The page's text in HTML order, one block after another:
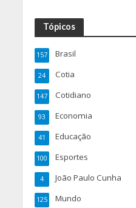
Tópicos
Brasil
157
Cotia
24
Cotidiano
147
Economia
93
Educação
41
Esportes
100
João Paulo Cunha
4
Mundo
125